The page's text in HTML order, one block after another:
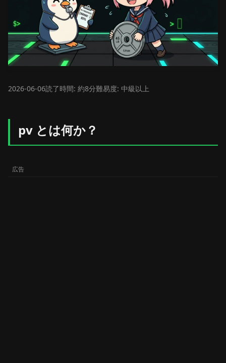
2026-06-06読了時間: 約8分難易度: 中級以上
pv とは何か？